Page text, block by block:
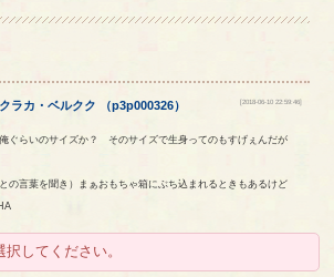
クラカ ・ベルクク （p3p000326） [2018-06-10 22:59:46]
ぐらいのサイズか？ そのサイズで生身ってのもすげぇんだが
との言葉を聞き）まぁおもちゃ箱にぶち込まれるときもあるけど
してください。